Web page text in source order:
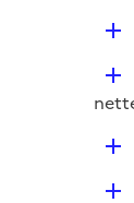
lé